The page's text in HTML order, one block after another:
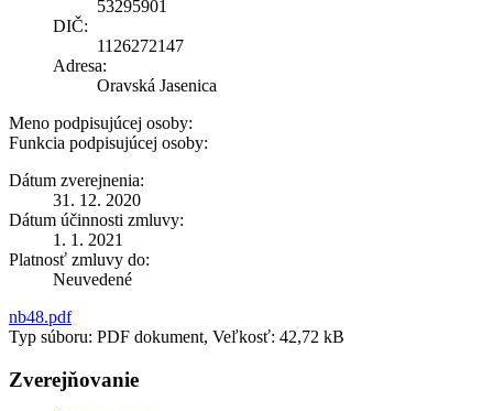
53295901
DIČ:
1126272147
Adresa:
Oravská Jasenica
Meno podpisujúcej osoby:
Funkcia podpisujúcej osoby:
Dátum zverejnenia:
31. 12. 2020
Dátum účinnosti zmluvy:
1. 1. 2021
Platnosť zmluvy do:
Neuvedené
nb48.pdf
Typ súboru: PDF dokument, Veľkosť: 42,72 kB
Zverejňovanie